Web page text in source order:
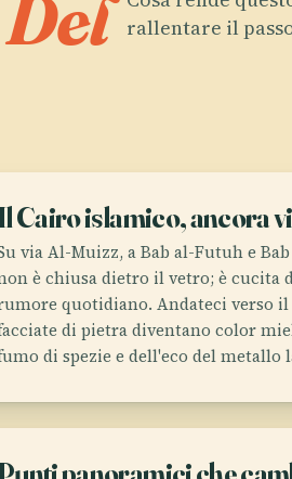
rallentare il
Cairo islamico, ancora
via Al-Muizz, a Bab al-Futuh e
è chiusa dietro il vetro; è cucita
quotidiano. Andateci verso
di pietra diventano color
di spezie e dell'eco del metallo